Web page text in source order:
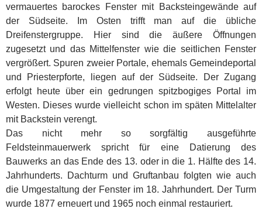
vermauertes barockes Fenster mit Backsteingewände auf
der Südseite. Im Osten trifft man auf die übliche
Dreifenstergruppe. Hier sind die äußere Öffnungen
zugesetzt und das Mittelfenster wie die seitlichen Fenster
vergrößert. Spuren zweier Portale, ehemals Gemeindeportal
und Priesterpforte, liegen auf der Südseite. Der Zugang
erfolgt heute über ein gedrungen spitzbogiges Portal im
Westen. Dieses wurde vielleicht schon im späten Mittelalter
mit Backstein verengt.
Das nicht mehr so sorgfältig ausgeführte
Feldsteinmauerwerk spricht für eine Datierung des
Bauwerks an das Ende des 13. oder in die 1. Hälfte des 14.
Jahrhunderts. Dachturm und Gruftanbau folgten wie auch
die Umgestaltung der Fenster im 18. Jahrhundert. Der Turm
wurde 1877 erneuert und 1965 noch einmal restauriert.